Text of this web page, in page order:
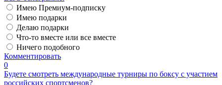
Имею Премиум-подписку
Имею подарки
Делаю подарки
Что-то вместе или все вместе
Ничего подобного
Комментировать
0
Будете смотреть международные турниры по боксу с участием
российских спортсменов?